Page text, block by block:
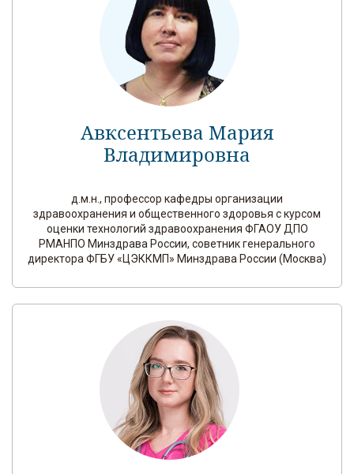
Авксентьева Мария
Владимировна
д.м.н., профессор кафедры организации
здравоохранения и общественного здоровья с курсом
оценки технологий здравоохранения ФГАОУ ДПО
РМАНПО Минздрава России, советник генерального
директора ФГБУ «ЦЭККМП» Минздрава России (Москва)